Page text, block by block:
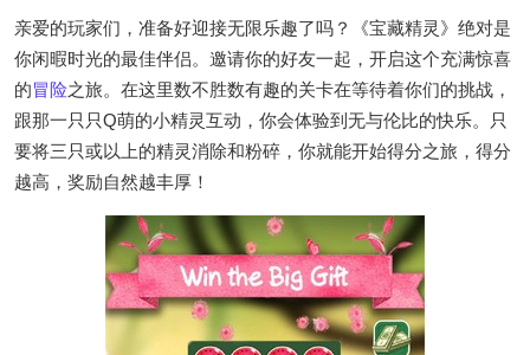
亲爱的玩家们，准备好迎接无限乐趣了吗？《宝藏精灵》绝对是
你闲暇时光的最佳伴侣。邀请你的好友一起，开启这个充满惊喜
的冒险之旅。在这里数不胜数有趣的关卡在等待着你们的挑战，
跟那一只只Q萌的小精灵互动，你会体验到无与伦比的快乐。只
要将三只或以上的精灵消除和粉碎，你就能开始得分之旅，得分
越高，奖励自然越丰厚！